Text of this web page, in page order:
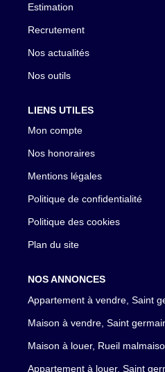
Estimation
Recrutement
Nos actualités
Nos outils
LIENS UTILES
Mon compte
Nos honoraires
Mentions légales
Politique de confidentialité
Politique des cookies
Plan du site
NOS ANNONCES
Appartement à vendre, Saint
Maison à vendre, Saint
Maison à louer, Rueil
Appartement à louer, Saint